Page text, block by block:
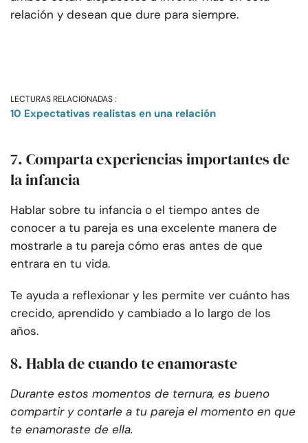
relación y desean que dure para siempre.
LECTURAS RELACIONADAS :
10 Expectativas realistas en una relación
7. Comparta experiencias importantes de
la infancia
Hablar sobre tu infancia o el tiempo antes de
conocer a tu pareja es una excelente manera de
mostrarle a tu pareja cómo eras antes de que
entrara en tu vida.
Te ayuda a reflexionar y les permite ver cuánto has
crecido, aprendido y cambiado a lo largo de los
años.
8. Habla de cuando te enamoraste
Durante estos momentos de ternura, es bueno
compartir y contarle a tu pareja el momento en que
te enamoraste de ella.